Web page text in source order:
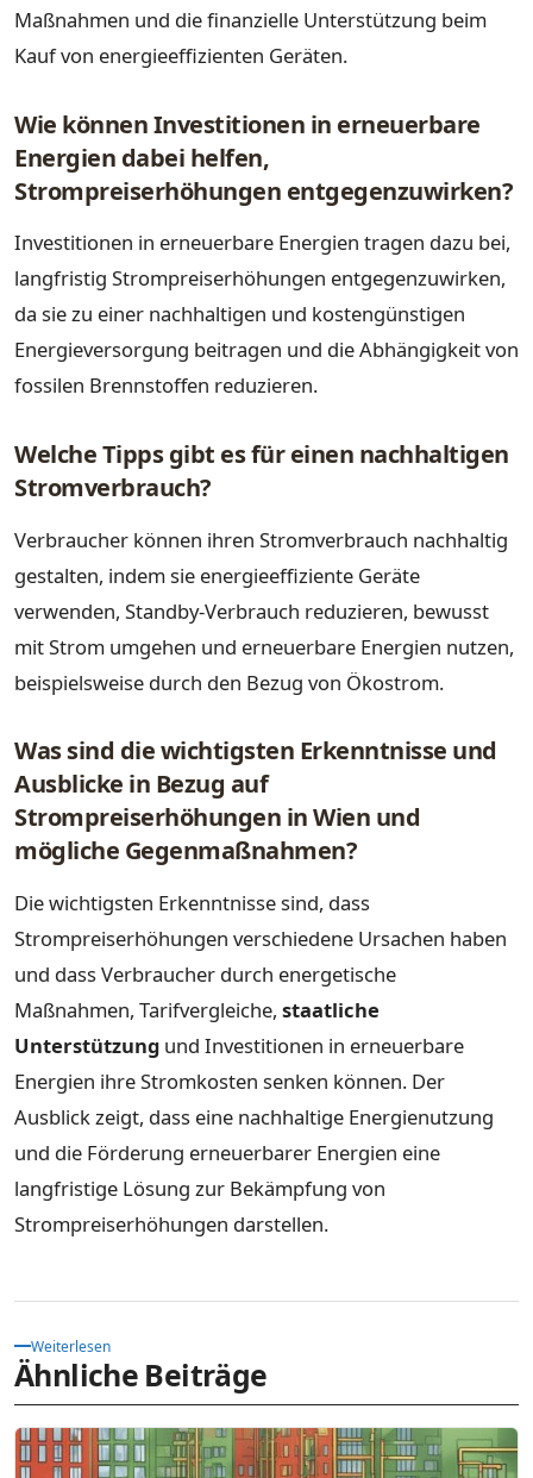
Maßnahmen und die finanzielle Unterstützung beim
Kauf von energieeffizienten Geräten.
Wie können Investitionen in erneuerbare
Energien dabei helfen,
Strompreiserhöhungen entgegenzuwirken?
Investitionen in erneuerbare Energien tragen dazu bei,
langfristig Strompreiserhöhungen entgegenzuwirken,
da sie zu einer nachhaltigen und kostengünstigen
Energieversorgung beitragen und die Abhängigkeit von
fossilen Brennstoffen reduzieren.
Welche Tipps gibt es für einen nachhaltigen
Stromverbrauch?
Verbraucher können ihren Stromverbrauch nachhaltig
gestalten, indem sie energieeffiziente Geräte
verwenden, Standby-Verbrauch reduzieren, bewusst
mit Strom umgehen und erneuerbare Energien nutzen,
beispielsweise durch den Bezug von Ökostrom.
Was sind die wichtigsten Erkenntnisse und
Ausblicke in Bezug auf
Strompreiserhöhungen in Wien und
mögliche Gegenmaßnahmen?
Die wichtigsten Erkenntnisse sind, dass
Strompreiserhöhungen verschiedene Ursachen haben
und dass Verbraucher durch energetische
Maßnahmen, Tarifvergleiche, staatliche
Unterstützung und Investitionen in erneuerbare
Energien ihre Stromkosten senken können. Der
Ausblick zeigt, dass eine nachhaltige Energienutzung
und die Förderung erneuerbarer Energien eine
langfristige Lösung zur Bekämpfung von
Strompreiserhöhungen darstellen.
Weiterlesen
Ähnliche Beiträge